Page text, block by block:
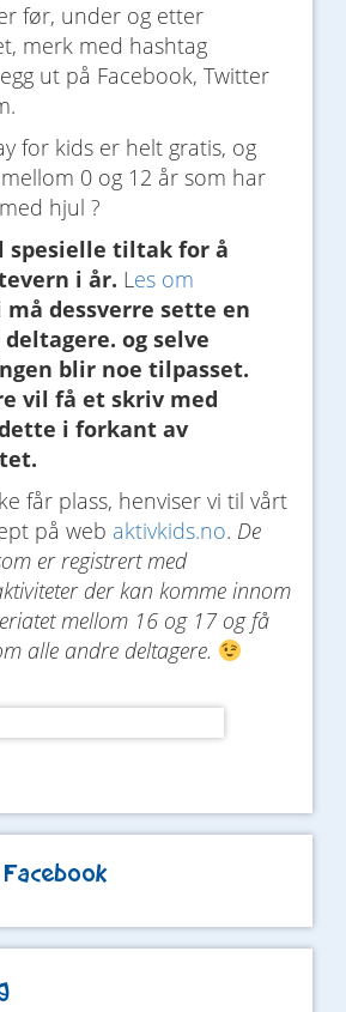
før, under og etter
merk med hashtag
ut på Facebook, Twitter
for kids er helt gratis, og
0 og 12 år som har
hjul ?
spesielle tiltak for å
i år. Les om
må dessverre sette en
deltagere. og selve
blir noe tilpasset.
vil få et skriv med
i forkant av
får plass, henviser vi til vårt
på web aktivkids.no. De
er registrert med
der kan komme innom
mellom 16 og 17 og få
alle andre deltagere.